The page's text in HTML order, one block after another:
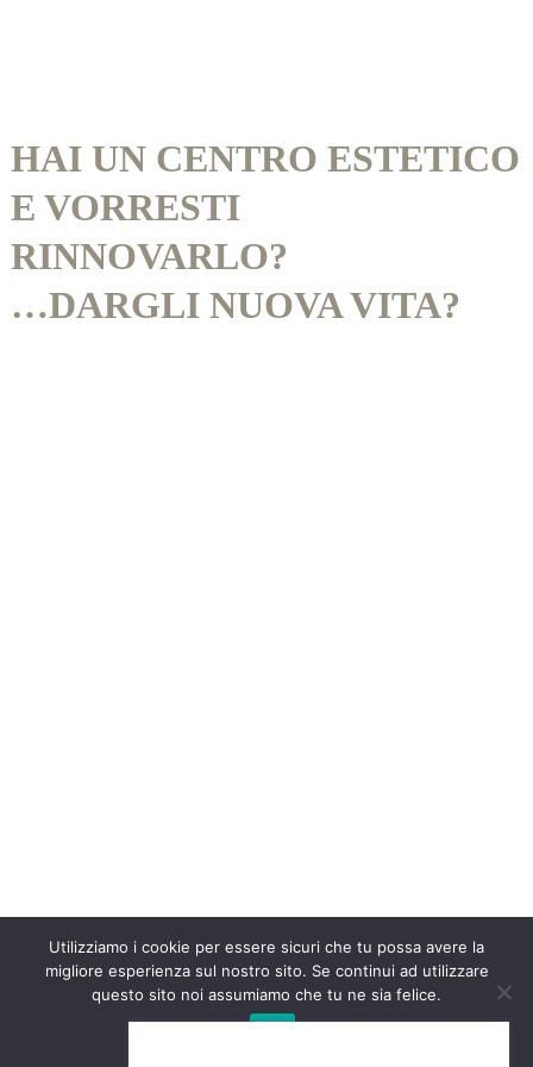
HAI UN CENTRO ESTETICO
E VORRESTI
RINNOVARLO?
…DARGLI NUOVA VITA?
Utilizziamo i cookie per essere sicuri che tu possa avere la
migliore esperienza sul nostro sito. Se continui ad utilizzare
questo sito noi assumiamo che tu ne sia felice.